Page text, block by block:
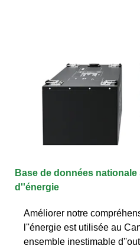
Base de données
d''énergie
Améliorer notre
l''énergie est utilisée au
ensemble inestimable